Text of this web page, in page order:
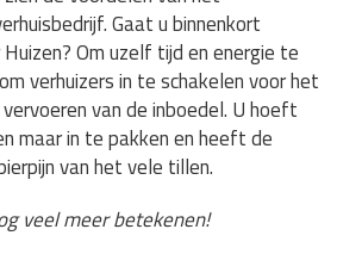
Gaat u binnenkort
Om uzelf tijd en energie te
verhuizers in te schakelen voor het
van de inboedel. U hoeft
maar in te pakken en heeft de
van het vele tillen.
veel meer betekenen!